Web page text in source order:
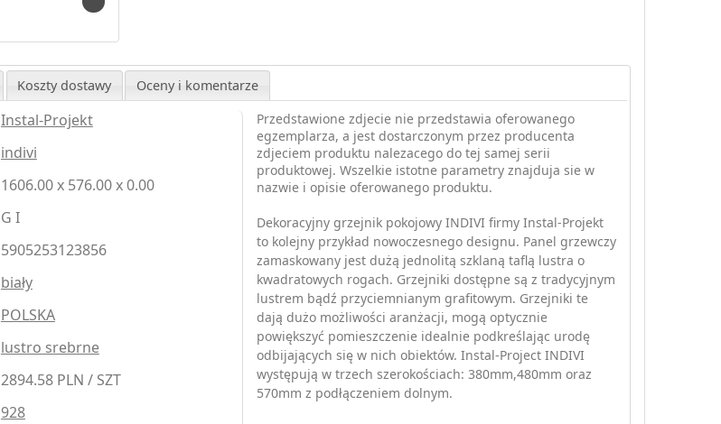
Koszty dostawy Oceny i komentarze
Instal-Projekt
indivi
1606.00 x 576.00 x 0.00
G I
5905253123856
biały
POLSKA
lustro srebrne
2894.58 PLN / SZT
928
Przedstawione zdjecie nie przedstawia oferowanego
egzemplarza, a jest dostarczonym przez producenta
zdjeciem produktu nalezacego do tej samej serii
produktowej. Wszelkie istotne parametry znajduja sie w
nazwie i opisie oferowanego produktu.
Dekoracyjny grzejnik pokojowy INDIVI firmy Instal-Projekt
to kolejny przykład nowoczesnego designu. Panel grzewczy
zamaskowany jest dużą jednolitą szklaną taflą lustra o
kwadratowych rogach. Grzejniki dostępne są z tradycyjnym
lustrem bądź przyciemnianym grafitowym. Grzejniki te
dają dużo możliwości aranżacji, mogą optycznie
powiększyć pomieszczenie idealnie podkreślając urodę
odbijających się w nich obiektów. Instal-Project INDIVI
występują w trzech szerokościach: 380mm,480mm oraz
570mm z podłączeniem dolnym.